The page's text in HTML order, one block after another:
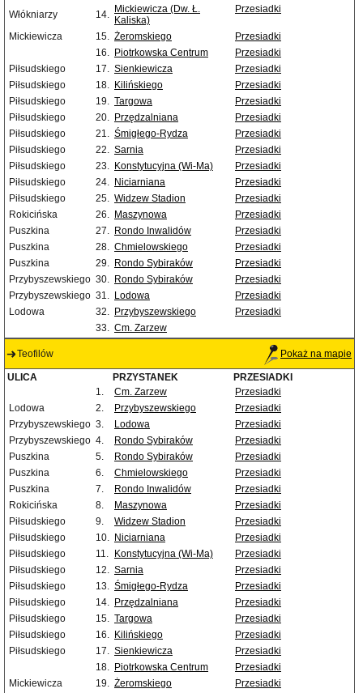
Włókniarzy 14. Mickiewicza (Dw. Ł.
Kaliska)
Przesiadki
Mickiewicza 15. Żeromskiego
Przesiadki
16. Piotrkowska Centrum
Przesiadki
Piłsudskiego
17. Sienkiewicza
Przesiadki
Piłsudskiego
18. Kilińskiego
Przesiadki
Piłsudskiego
19. Targowa
Przesiadki
Piłsudskiego
20. Przędzalniana
Przesiadki
Piłsudskiego
21. Śmigłego-Rydza
Przesiadki
Piłsudskiego
22. Sarnia
Przesiadki
Piłsudskiego
23. Konstytucyjna (Wi-Ma)
Przesiadki
Piłsudskiego
24. Niciarniana
Przesiadki
Piłsudskiego
25. Widzew Stadion
Przesiadki
Rokicińska
26. Maszynowa
Przesiadki
Puszkina
27. Rondo Inwalidów
Przesiadki
Puszkina
28. Chmielowskiego
Przesiadki
Puszkina
29. Rondo Sybiraków
Przesiadki
Przybyszewskiego 30. Rondo Sybiraków
Przesiadki
Przybyszewskiego 31. Lodowa
Przesiadki
Lodowa
32. Przybyszewskiego
Przesiadki
33. Cm. Zarzew
Teofilów Pokaż na mapie
ULICA PRZYSTANEK
PRZESIADKI
1.
Cm. Zarzew
Przesiadki
Lodowa
2. Przybyszewskiego
Przesiadki
Przybyszewskiego 3. Lodowa
Przesiadki
Przybyszewskiego 4. Rondo Sybiraków
Przesiadki
Puszkina
5. Rondo Sybiraków
Przesiadki
Puszkina
6. Chmielowskiego
Przesiadki
Puszkina
7. Rondo Inwalidów
Przesiadki
Rokicińska
8. Maszynowa
Przesiadki
Piłsudskiego
9. Widzew Stadion
Przesiadki
Piłsudskiego
10. Niciarniana
Przesiadki
Piłsudskiego
11. Konstytucyjna (Wi-Ma)
Przesiadki
Piłsudskiego
12. Sarnia
Przesiadki
Piłsudskiego
13. Śmigłego-Rydza
Przesiadki
Piłsudskiego
14. Przędzalniana
Przesiadki
Piłsudskiego
15. Targowa
Przesiadki
Piłsudskiego
16. Kilińskiego
Przesiadki
Piłsudskiego
17. Sienkiewicza
Przesiadki
18. Piotrkowska Centrum
Przesiadki
Mickiewicza
19. Żeromskiego Przesiadki